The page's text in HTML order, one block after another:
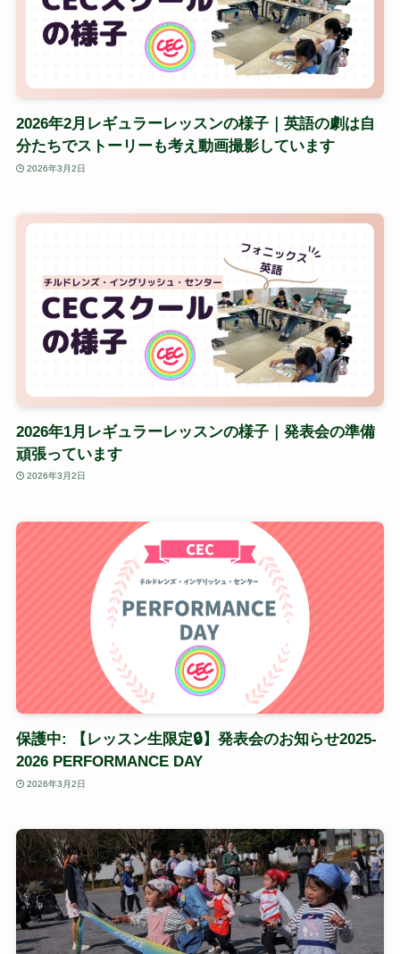
2026年2月レギュラーレッスンの様子｜英語の劇は自
分たちでストーリーも考え動画撮影しています
2026年3月2日
2026年1月レギュラーレッスンの様子｜発表会の準備
頑張っています
2026年3月2日
保護中: 【レッスン生限定🔒】発表会のお知らせ2025-
2026 PERFORMANCE DAY
2026年3月2日